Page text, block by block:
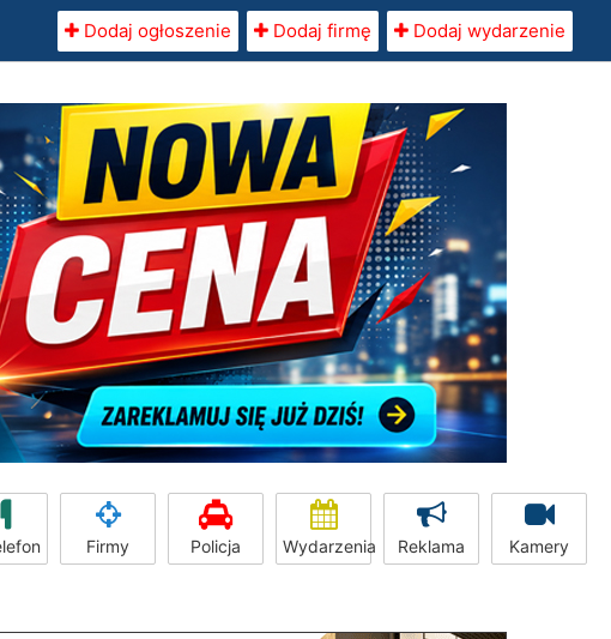
Dodaj ogłoszenie Dodaj firmę Dodaj wydarzenie
Firmy Policja Wydarzenia Reklama Kamery